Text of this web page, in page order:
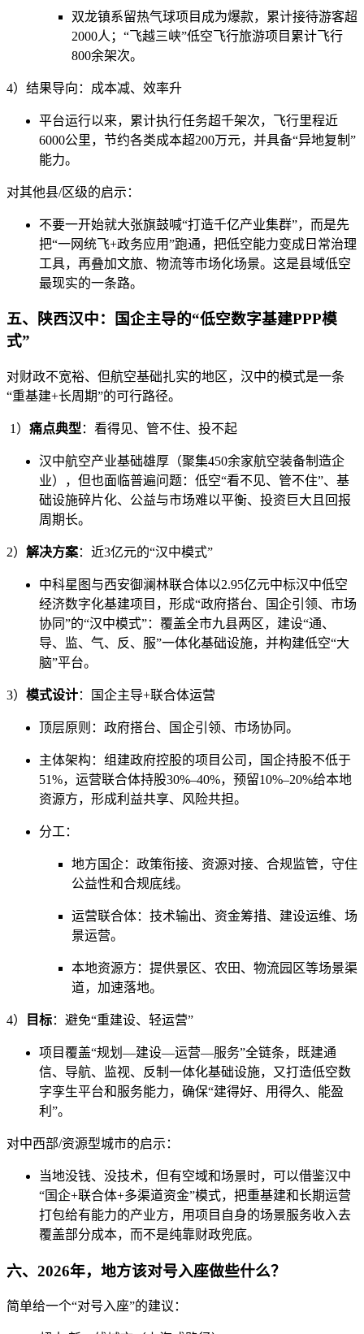
双龙镇系留热气球项目成为爆款，累计接待游客超
2000人；“飞越三峡”低空飞行旅游项目累计飞行
800余架次。
4）结果导向：成本减、效率升
平台运行以来，累计执行任务超千架次，飞行里程近
6000公里，节约各类成本超200万元，并具备“异地复制”
能力。
对其他县/区级的启示：
不要一开始就大张旗鼓喊“打造千亿产业集群”，而是先
把“一网统飞+政务应用”跑通，把低空能力变成日常治理
工具，再叠加文旅、物流等市场化场景。这是县域低空
最现实的一条路。
五、陕西汉中：国企主导的“低空数字基建PPP模
式”
对财政不宽裕、但航空基础扎实的地区，汉中的模式是一条
“重基建+长周期”的可行路径。
1） 痛点典型 ：看得见、管不住、投不起
汉中航空产业基础雄厚（聚集450余家航空装备制造企
业），但也面临普遍问题：低空“看不见、管不住”、基
础设施碎片化、公益与市场难以平衡、投资巨大且回报
周期长。
2） 解决方案：近3亿元的“汉中模式”
中科星图与西安御澜林联合体以2.95亿元中标汉中低空
经济数字化基建项目，形成“政府搭台、国企引领、市场
协同”的“汉中模式”：覆盖全市九县两区，建设“通、
导、监、气、反、服”一体化基础设施，并构建低空“大
脑”平台。
3） 模式设计：国企主导+联合体运营
顶层原则：政府搭台、国企引领、市场协同。
主体架构：组建政府控股的项目公司，国企持股不低于
51%，运营联合体持股30%–40%，预留10%–20%给本地
资源方，形成利益共享、风险共担。
分工：
地方国企：政策衔接、资源对接、合规监管，守住
公益性和合规底线。
运营联合体：技术输出、资金筹措、建设运维、场
景运营。
本地资源方：提供景区、农田、物流园区等场景渠
道，加速落地。
4） 目标：避免“重建设、轻运营”
项目覆盖“规划—建设—运营—服务”全链条，既建通
信、导航、监视、反制一体化基础设施，又打造低空数
字孪生平台和服务能力，确保“建得好、用得久、能盈
利”。
对中西部/资源型城市的启示：
当地没钱、没技术，但有空域和场景时，可以借鉴汉中
“国企+联合体+多渠道资金”模式，把重基建和长期运营
打包给有能力的产业方，用项目自身的场景服务收入去
覆盖部分成本，而不是纯靠财政兜底。
六、2026年，地方该对号入座做些什么？
简单给一个“对号入座”的建议：